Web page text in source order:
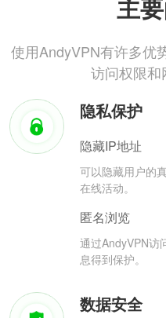
主
使用AndyVPN有许多优
访问权限
隐私保护
隐藏IP地址
可以隐藏用户的
在线活动。
匿名浏览
通过AndyVPN访
息得到保护。
数据安全